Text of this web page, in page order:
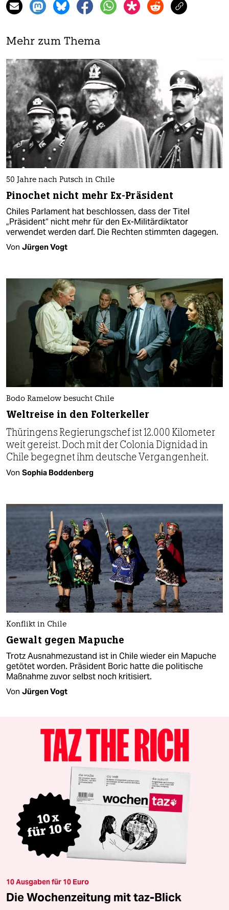
Mehr zum Thema
50 Jahre nach Putsch in Chile
Pinochet nicht mehr Ex-Präsident
Chiles Parlament hat beschlossen, dass der Titel
„Präsident“ nicht mehr für den Ex-Militärdiktator
verwendet werden darf. Die Rechten stimmten dagegen.
Von Jürgen Vogt
Bodo Ramelow besucht Chile
Weltreise in den Folterkeller
Thüringens Regierungschef ist 12.000 Kilometer
weit gereist. Doch mit der Colonia Dignidad in
Chile begegnet ihm deutsche Vergangenheit.
Von Sophia Boddenberg
Konflikt in Chile
Gewalt gegen Mapuche
Trotz Ausnahmezustand ist in Chile wieder ein Mapuche
getötet worden. Präsident Boric hatte die politische
Maßnahme zuvor selbst noch kritisiert.
Von Jürgen Vogt
10 Ausgaben für 10 Euro
Die Wochenzeitung mit taz-Blick